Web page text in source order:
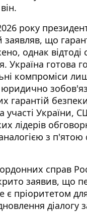
року
заявляв, що
, однак відтоді
Україна готова
компроміси
гарантій
участі України,
лідерів
аналогією з п'ятою
справ
заявив, що
є пріоритетом
діалогу